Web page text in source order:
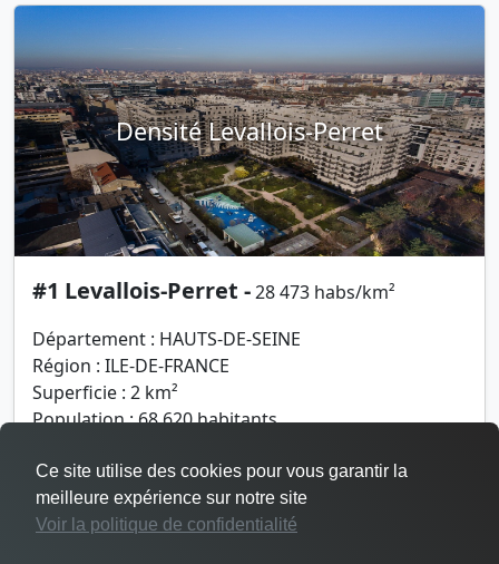
Densité Levallois-Perret
#1 Levallois-Perret -28 473 habs/km²
Département : HAUTS-DE-SEINE
Région : ILE-DE-FRANCE
Superficie : 2 km²
Population : 68 620 habitants
Ce site utilise des cookies pour vous garantir la
meilleure expérience sur notre site
Voir la politique de confidentialité